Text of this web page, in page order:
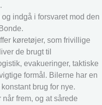
indgå i forsvaret mod den
køretøjer, som frivillige
de brugt til
evakueringer, taktiske
formål. Bilerne har en
brug for nye.
frem, og at sårede